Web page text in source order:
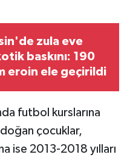
zula eve
baskını: 190
eroin ele geçirildi
futbol kurslarına
doğan çocuklar,
ise 2013-2018 yılları